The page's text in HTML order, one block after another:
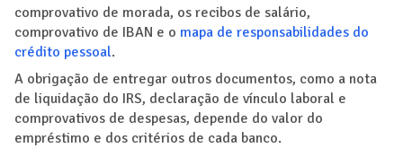
comprovativo de morada, os recibos de salário,
comprovativo de IBAN e o mapa de responsabilidades do
crédito pessoal.
A obrigação de entregar outros documentos, como a nota
de liquidação do IRS, declaração de vínculo laboral e
comprovativos de despesas, depende do valor do
empréstimo e dos critérios de cada banco.